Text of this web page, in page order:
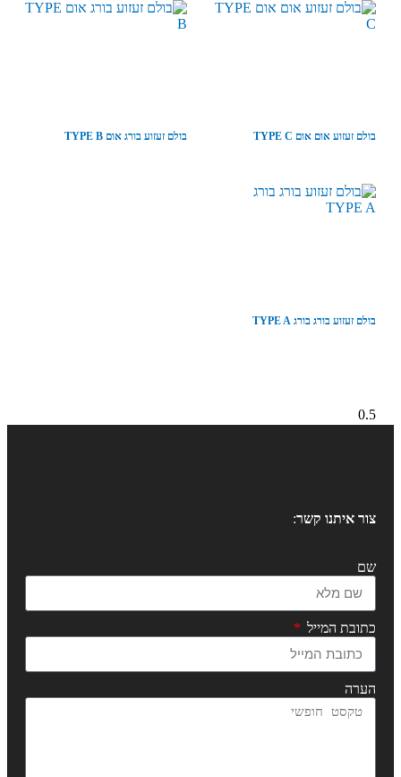
בולם זעזוע אום אום TYPE C בולם זעזוע בורג אום TYPE B
בולם זעזוע בורג בורג TYPE A
צור איתנו קשר:
שם
כתובת המייל
הערה